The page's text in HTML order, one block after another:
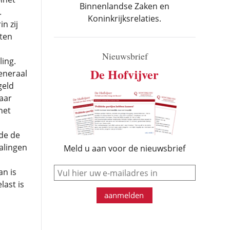
zij
de
is
is
Binnenlandse Zaken en
Koninkrijksrelaties.
Nieuwsbrief
De Hofvijver
Meld u aan voor de nieuwsbrief
e-mail
aanmelden